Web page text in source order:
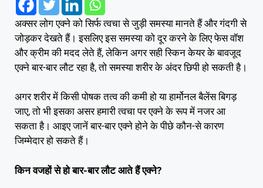
अक्सर लोग एक्ने को सिर्फ त्वचा से जुड़ी समस्या मानते हैं और गंदगी से
जोड़कर देखते हैं। इसलिए इस समस्या को दूर करने के लिए फेस वॉश
और क्रीम की मदद लेते हैं, लेकिन अगर सही स्किन केयर के बावजूद
एक्ने बार-बार लौट रहा है, तो समस्या शरीर के अंदर छिपी हो सकती है।
अगर शरीर में किसी पोषक तत्व की कमी हो या हार्मोनल बैलेंस बिगड़
जाए, तो भी इसका असर हमारी त्वचा पर एक्ने के रूप में नजर आ
सकता है। आइए जानें बार-बार एक्ने होने के पीछे कौन-से कारण
जिम्मेदार हो सकते हैं।
किन वजहों से हो बार-बार लौट आते हैं एक्ने?